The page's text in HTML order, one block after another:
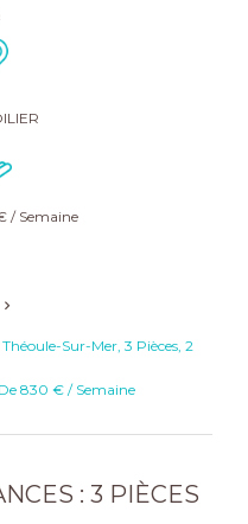
/ Semaine
Sur-Mer, 3 Pièces, 2
830 € / Semaine
: 3 PIÈCES